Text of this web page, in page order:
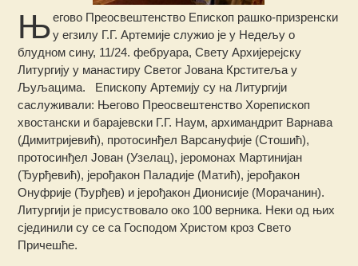
Његово Преосвештенство Епископ рашко-призренски
у егзилу Г.Г. Артемије служио је у Недељу о
блудном сину, 11/24. фебруара, Свету Архијерејску
Литургију у манастиру Светог Јована Крститеља у
Љуљацима.
Епископу Артемију су на Литургији
саслуживали: Његово Преосвештенство Хорепископ
хвостански и барајевски Г.Г. Наум, архимандрит Варнава
(Димитријевић), протосинђел Варсануфије (Стошић),
протосинђел Јован (Узелац), јеромонах Мартинијан
(Ђурђевић), јерођакон Паладије (Матић), јерођакон
Онуфрије (Ђурђев) и јерођакон Дионисије (Морачанин).
Литургији је присуствовало око 100 верника. Неки од њих
сјединили су се са Господом Христом кроз Свето
Причешће.